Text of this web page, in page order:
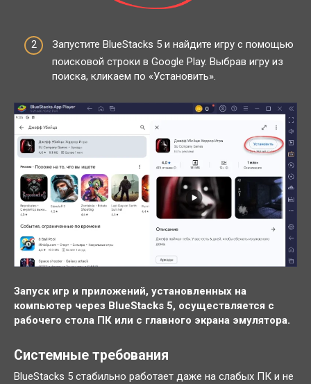
Запустите BlueStacks 5 и найдите игру с помощью
поисковой строки в Google Play. Выбрав игру из
поиска, кликаем по «Установить».
Запуск игр и приложений, установленных на
компьютер через BlueStacks 5, осуществляется с
рабочего стола ПК или с главного экрана эмулятора.
Системные требования
BlueStacks 5 стабильно работает даже на слабых ПК и не